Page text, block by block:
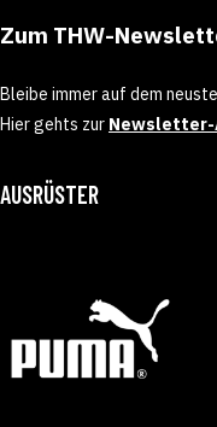
Zum THW-
Bleibe immer auf dem
Hier gehts zur Newsletter-
AUSRÜSTER